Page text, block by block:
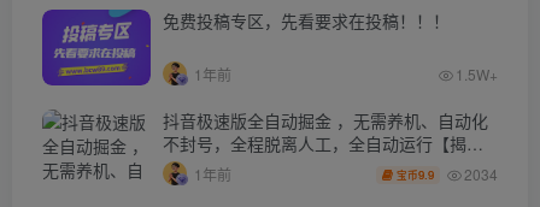
免费投稿专区，先看要求在投稿！！！
1年前 1.5W+
抖音极速版全自动掘金 ，无需养机、自动化
不封号，全程脱离人工，全自动运行【揭
秘】 1年前 宝币9.9 2034